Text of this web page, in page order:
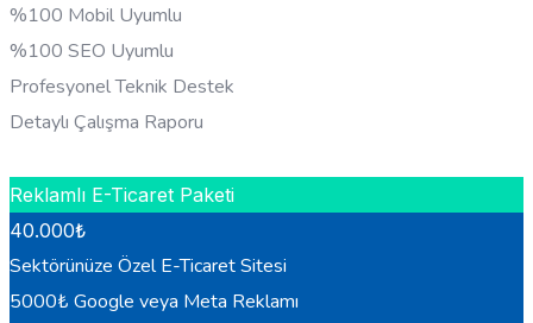
%100 Mobil Uyumlu
%100 SEO Uyumlu
Profesyonel Teknik Destek
Detaylı Çalışma Raporu
Reklamlı E-Ticaret Paketi
40.000₺
Sektörünüze Özel E-Ticaret Sitesi
5000₺ Google veya Meta Reklamı